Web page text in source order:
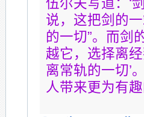
伍尔夫写道：‘
说，这把剑的
的一切”。而
越它，选择离
离常轨的一切’
人带来更为有